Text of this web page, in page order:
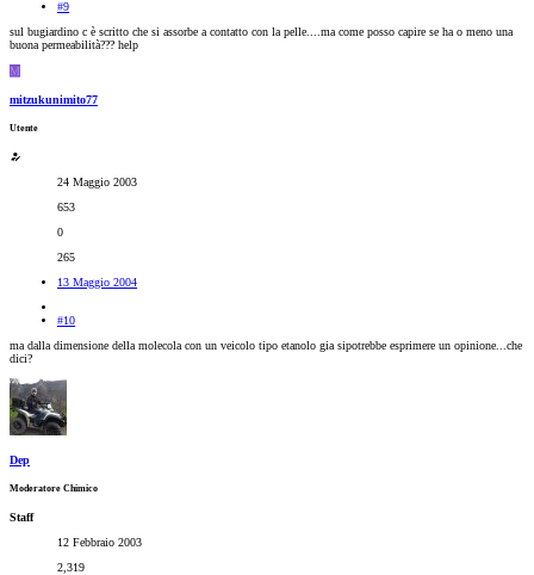
#9
sul bugiardino c è scritto che si assorbe a contatto con la pelle....ma come posso capire se ha o meno una
buona permeabilità??? help
M
mitzukunimito77
Utente
24 Maggio 2003
653
0
265
13 Maggio 2004
#10
ma dalla dimensione della molecola con un veicolo tipo etanolo gia sipotrebbe esprimere un opinione...che
dici?
Dep
Moderatore Chimico
Staff
12 Febbraio 2003
2,319